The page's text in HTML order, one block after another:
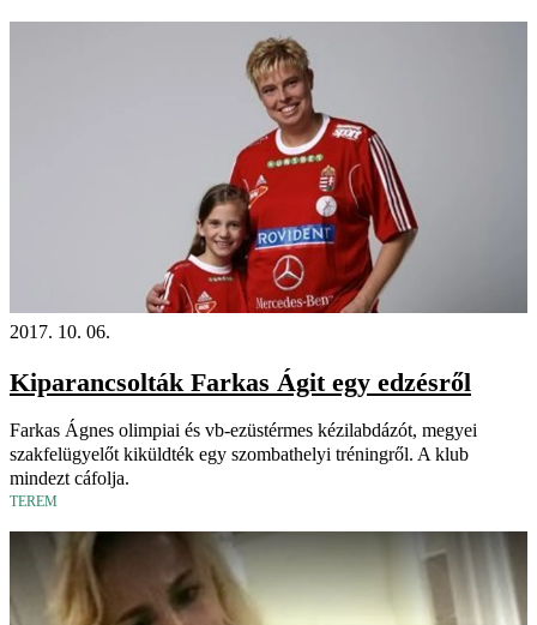
2017. 10. 06.
Kiparancsolták Farkas Ágit egy edzésről
Farkas Ágnes olimpiai és vb-ezüstérmes kézilabdázót, megyei
szakfelügyelőt kiküldték egy szombathelyi tréningről. A klub
mindezt cáfolja.
TEREM